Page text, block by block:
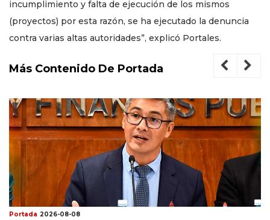
incumplimiento y falta de ejecución de los mismos
(proyectos) por esta razón, se ha ejecutado la denuncia
contra varias altas autoridades”, explicó Portales.
Más Contenido De Portada
Portada 2026-08-08